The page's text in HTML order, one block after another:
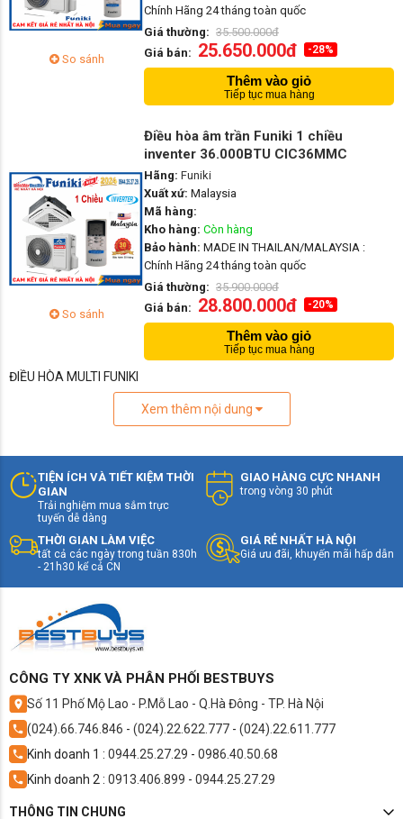
So sánh
Chính Hãng 24 tháng toàn quốc
Giá thường: 35.500.000đ
Giá bán: 25.650.000đ -28%
Thêm vào giỏ
Tiếp tục mua hàng
So sánh
Điều hòa âm trần Funiki 1 chiều
inventer 36.000BTU CIC36MMC
Hãng: Funiki
Xuất xứ: Malaysia
Mã hàng:
Kho hàng: Còn hàng
Bảo hành: MADE IN THAILAN/MALAYSIA :
Chính Hãng 24 tháng toàn quốc
Giá thường: 35.900.000đ
Giá bán: 28.800.000đ -20%
Thêm vào giỏ
Tiếp tục mua hàng
ĐIỀU HÒA MULTI FUNIKI
Xem thêm nội dung
TIỆN ÍCH VÀ TIẾT KIỆM THỜI
GIAN
Trải nghiệm mua sắm trực
tuyến dễ dàng
GIAO HÀNG CỰC NHANH
trong vòng 30 phút
THỜI GIAN LÀM VIỆC
tất cả các ngày trong tuần 830h
- 21h30 kể cả CN
GIÁ RẺ NHẤT HÀ NỘI
Giá ưu đãi, khuyến mãi hấp dẫn
CÔNG TY XNK VÀ PHÂN PHỐI BESTBUYS
Số 11 Phố Mộ Lao - P.Mỗ Lao - Q.Hà Đông - TP. Hà Nội
(024).66.746.846 - (024).22.622.777 - (024).22.611.777
Kinh doanh 1 : 0944.25.27.29 - 0986.40.50.68
Kinh doanh 2 : 0913.406.899 - 0944.25.27.29
THÔNG TIN CHUNG